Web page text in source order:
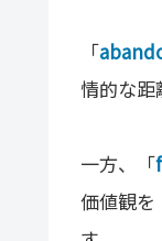
「
情的な距
一方、「
価値観を